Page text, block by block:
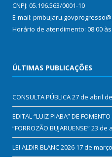
CNPJ: 05.196.563/0001-10
E-mail:
Horário de atendimento: 08:00 às
ÚLTIMAS PUBLICAÇÕES
CONSULTA PÚBLICA27 de abril
EDITAL “LUIZ PIABA” DE
“FORROZÃO BUJARUENSE”23 de
LEI ALDIR BLANC 2026 17 de